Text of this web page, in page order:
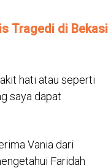
Tragedi di Bekasi
hati atau seperti
saya dapat
Vania dari
Faridah